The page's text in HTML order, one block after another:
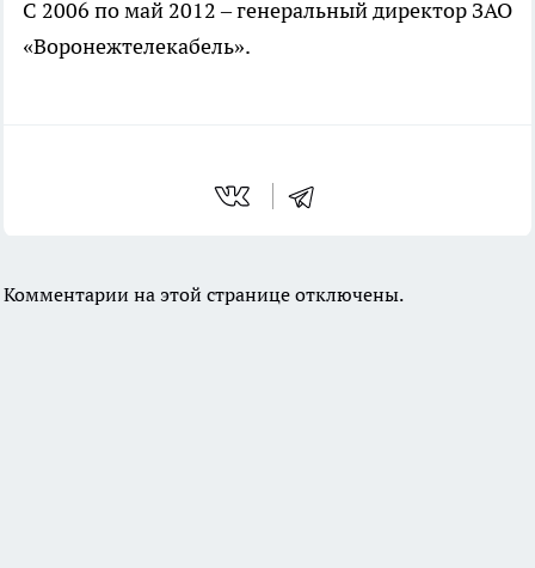
С 2006 по май 2012 – генеральный директор ЗАО
«Воронежтелекабель».
Комментарии на этой странице отключены.